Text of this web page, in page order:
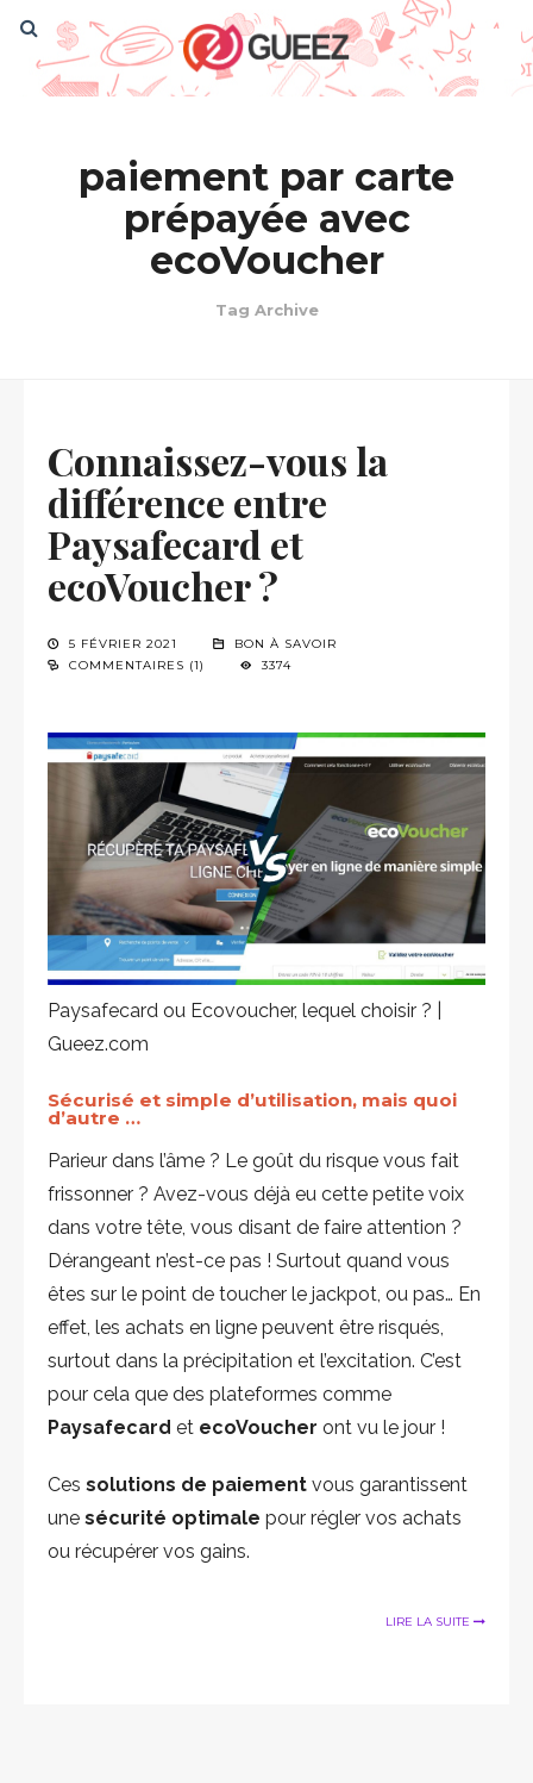
paiement par carte
prépayée avec
ecoVoucher
Tag Archive
Connaissez-vous la
différence entre
Paysafecard et
ecoVoucher ?
5 FÉVRIER 2021
BON À SAVOIR
COMMENTAIRES (1)
3374
Paysafecard ou Ecovoucher, lequel choisir ? |
Gueez.com
Sécurisé et simple d’utilisation, mais quoi
d’autre …
Parieur dans l’âme ? Le goût du risque vous fait
frissonner ? Avez-vous déjà eu cette petite voix
dans votre tête, vous disant de faire attention ?
Dérangeant n’est-ce pas ! Surtout quand vous
êtes sur le point de toucher le jackpot, ou pas… En
effet, les achats en ligne peuvent être risqués,
surtout dans la précipitation et l’excitation. C’est
pour cela que des plateformes comme
Paysafecard et ecoVoucher ont vu le jour !
Ces solutions de paiement vous garantissent
une sécurité optimale pour régler vos achats
ou récupérer vos gains.
LIRE LA SUITE